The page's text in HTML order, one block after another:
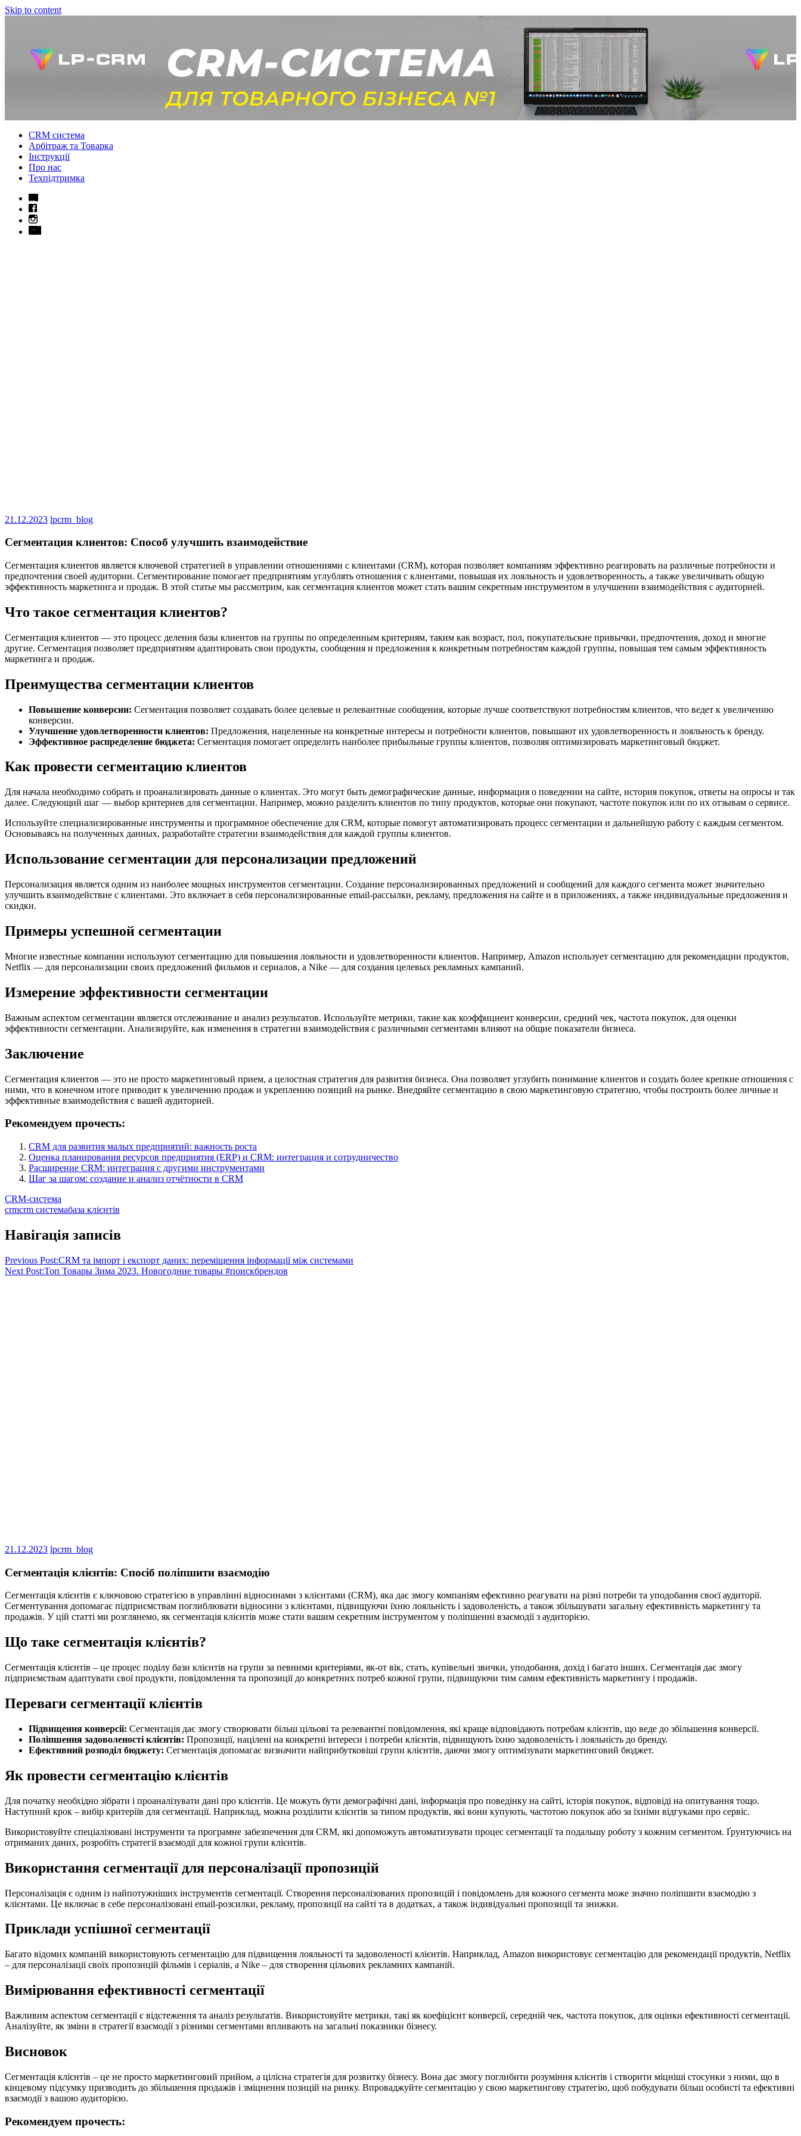
Skip to content
CRM система
Арбітраж та Товарка
Інструкції
Про нас
Техпідтримка
21.12.2023 lpcrm_blog
Сегментация клиентов: Способ улучшить взаимодействие
Сегментация клиентов является ключевой стратегией в управлении отношениями с клиентами (CRM), которая позволяет компаниям эффективно реагировать на различные потребности и
предпочтения своей аудитории. Сегментирование помогает предприятиям углублять отношения с клиентами, повышая их лояльность и удовлетворенность, а также увеличивать общую
эффективность маркетинга и продаж. В этой статье мы рассмотрим, как сегментация клиентов может стать вашим секретным инструментом в улучшении взаимодействия с аудиторией.
Что такое сегментация клиентов?
Сегментация клиентов — это процесс деления базы клиентов на группы по определенным критериям, таким как возраст, пол, покупательские привычки, предпочтения, доход и многие
другие. Сегментация позволяет предприятиям адаптировать свои продукты, сообщения и предложения к конкретным потребностям каждой группы, повышая тем самым эффективность
маркетинга и продаж.
Преимущества сегментации клиентов
Повышение конверсии: Сегментация позволяет создавать более целевые и релевантные сообщения, которые лучше соответствуют потребностям клиентов, что ведет к увеличению
конверсии.
Улучшение удовлетворенности клиентов: Предложения, нацеленные на конкретные интересы и потребности клиентов, повышают их удовлетворенность и лояльность к бренду.
Эффективное распределение бюджета: Сегментация помогает определить наиболее прибыльные группы клиентов, позволяя оптимизировать маркетинговый бюджет.
Как провести сегментацию клиентов
Для начала необходимо собрать и проанализировать данные о клиентах. Это могут быть демографические данные, информация о поведении на сайте, история покупок, ответы на опросы и так
далее. Следующий шаг — выбор критериев для сегментации. Например, можно разделить клиентов по типу продуктов, которые они покупают, частоте покупок или по их отзывам о сервисе.
Используйте специализированные инструменты и программное обеспечение для CRM, которые помогут автоматизировать процесс сегментации и дальнейшую работу с каждым сегментом.
Основываясь на полученных данных, разработайте стратегии взаимодействия для каждой группы клиентов.
Использование сегментации для персонализации предложений
Персонализация является одним из наиболее мощных инструментов сегментации. Создание персонализированных предложений и сообщений для каждого сегмента может значительно
улучшить взаимодействие с клиентами. Это включает в себя персонализированные email-рассылки, рекламу, предложения на сайте и в приложениях, а также индивидуальные предложения и
скидки.
Примеры успешной сегментации
Многие известные компании используют сегментацию для повышения лояльности и удовлетворенности клиентов. Например, Amazon использует сегментацию для рекомендации продуктов,
Netflix — для персонализации своих предложений фильмов и сериалов, а Nike — для создания целевых рекламных кампаний.
Измерение эффективности сегментации
Важным аспектом сегментации является отслеживание и анализ результатов. Используйте метрики, такие как коэффициент конверсии, средний чек, частота покупок, для оценки
эффективности сегментации. Анализируйте, как изменения в стратегии взаимодействия с различными сегментами влияют на общие показатели бизнеса.
Заключение
Сегментация клиентов — это не просто маркетинговый прием, а целостная стратегия для развития бизнеса. Она позволяет углубить понимание клиентов и создать более крепкие отношения с
ними, что в конечном итоге приводит к увеличению продаж и укреплению позиций на рынке. Внедряйте сегментацию в свою маркетинговую стратегию, чтобы построить более личные и
эффективные взаимодействия с вашей аудиторией.
Рекомендуем прочесть:
CRM для развития малых предприятий: важность роста
Оценка планирования ресурсов предприятия (ERP) и CRM: интеграция и сотрудничество
Расширение CRM: интеграция с другими инструментами
Шаг за шагом: создание и анализ отчётности в CRM
CRM-система
crmcrm системабаза клієнтів
Навігація записів
Previous Post:CRM та імпорт і експорт даних: переміщення інформації між системами
Next Post:Топ Товары Зима 2023. Новогодние товары #поискбрендов
21.12.2023 lpcrm_blog
Сегментація клієнтів: Спосіб поліпшити взаємодію
Сегментація клієнтів є ключовою стратегією в управлінні відносинами з клієнтами (CRM), яка дає змогу компаніям ефективно реагувати на різні потреби та уподобання своєї аудиторії.
Сегментування допомагає підприємствам поглиблювати відносини з клієнтами, підвищуючи їхню лояльність і задоволеність, а також збільшувати загальну ефективність маркетингу та
продажів. У цій статті ми розглянемо, як сегментація клієнтів може стати вашим секретним інструментом у поліпшенні взаємодії з аудиторією.
Що таке сегментація клієнтів?
Сегментація клієнтів – це процес поділу бази клієнтів на групи за певними критеріями, як-от вік, стать, купівельні звички, уподобання, дохід і багато інших. Сегментація дає змогу
підприємствам адаптувати свої продукти, повідомлення та пропозиції до конкретних потреб кожної групи, підвищуючи тим самим ефективність маркетингу і продажів.
Переваги сегментації клієнтів
Підвищення конверсії: Сегментація дає змогу створювати більш цільові та релевантні повідомлення, які краще відповідають потребам клієнтів, що веде до збільшення конверсії.
Поліпшення задоволеності клієнтів: Пропозиції, націлені на конкретні інтереси і потреби клієнтів, підвищують їхню задоволеність і лояльність до бренду.
Ефективний розподіл бюджету: Сегментація допомагає визначити найприбутковіші групи клієнтів, даючи змогу оптимізувати маркетинговий бюджет.
Як провести сегментацію клієнтів
Для початку необхідно зібрати і проаналізувати дані про клієнтів. Це можуть бути демографічні дані, інформація про поведінку на сайті, історія покупок, відповіді на опитування тощо.
Наступний крок – вибір критеріїв для сегментації. Наприклад, можна розділити клієнтів за типом продуктів, які вони купують, частотою покупок або за їхніми відгуками про сервіс.
Використовуйте спеціалізовані інструменти та програмне забезпечення для CRM, які допоможуть автоматизувати процес сегментації та подальшу роботу з кожним сегментом. Ґрунтуючись на
отриманих даних, розробіть стратегії взаємодії для кожної групи клієнтів.
Використання сегментації для персоналізації пропозицій
Персоналізація є одним із найпотужніших інструментів сегментації. Створення персоналізованих пропозицій і повідомлень для кожного сегмента може значно поліпшити взаємодію з
клієнтами. Це включає в себе персоналізовані email-розсилки, рекламу, пропозиції на сайті та в додатках, а також індивідуальні пропозиції та знижки.
Приклади успішної сегментації
Багато відомих компаній використовують сегментацію для підвищення лояльності та задоволеності клієнтів. Наприклад, Amazon використовує сегментацію для рекомендації продуктів, Netflix
– для персоналізації своїх пропозицій фільмів і серіалів, а Nike – для створення цільових рекламних кампаній.
Вимірювання ефективності сегментації
Важливим аспектом сегментації є відстеження та аналіз результатів. Використовуйте метрики, такі як коефіцієнт конверсії, середній чек, частота покупок, для оцінки ефективності сегментації.
Аналізуйте, як зміни в стратегії взаємодії з різними сегментами впливають на загальні показники бізнесу.
Висновок
Сегментація клієнтів – це не просто маркетинговий прийом, а цілісна стратегія для розвитку бізнесу. Вона дає змогу поглибити розуміння клієнтів і створити міцніші стосунки з ними, що в
кінцевому підсумку призводить до збільшення продажів і зміцнення позицій на ринку. Впроваджуйте сегментацію у свою маркетингову стратегію, щоб побудувати більш особисті та ефективні
взаємодії з вашою аудиторією.
Рекомендуем прочесть: